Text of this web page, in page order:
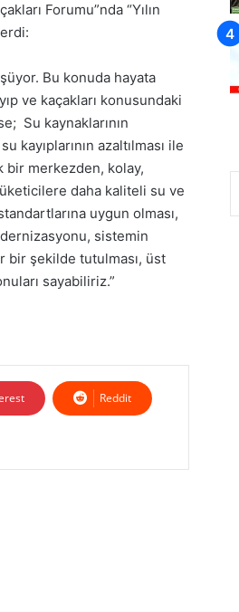
Forumu”nda “Yılın
Bu konuda hayata
ve kaçakları konusundaki
Su kaynaklarının
azaltılması ile
bir merkezden, kolay,
daha kaliteli su ve
uygun olması,
sistemin
bir şekilde tutulması, üst
sayabiliriz.”
Reddit